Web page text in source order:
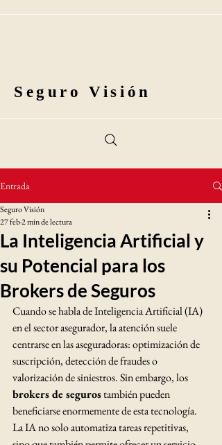
Seguro Visión
Entrada
La Inteligencia Artificial y
su Potencial para los
Brokers de Seguros
Seguro Visión
27 feb2 min de lectura
Cuando se habla de Inteligencia Artificial (IA)
en el sector asegurador, la atención suele
centrarse en las aseguradoras: optimización de
suscripción, detección de fraudes o
valorización de siniestros. Sin embargo, los
brokers de seguros también pueden
beneficiarse enormemente de esta tecnología.
La IA no solo automatiza tareas repetitivas,